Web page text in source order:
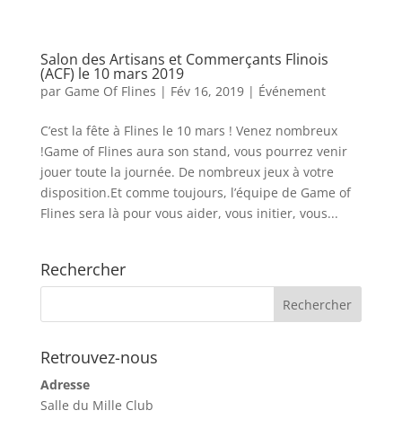
Salon des Artisans et Commerçants Flinois
(ACF) le 10 mars 2019
par Game Of Flines | Fév 16, 2019| Événement
C’est la fête à Flines le 10 mars ! Venez nombreux
!Game of Flines aura son stand, vous pourrez venir
jouer toute la journée. De nombreux jeux à votre
disposition.Et comme toujours, l’équipe de Game of
Flines sera là pour vous aider, vous initier, vous...
Rechercher
Retrouvez-nous
Adresse
Salle du Mille Club